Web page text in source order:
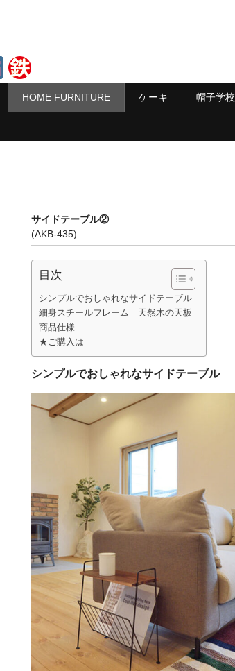
HOME FURNITURE ケーキ 帽子学校
サイドテーブル②
(AKB-435)
目次
シンプルでおしゃれなサイドテーブル
細身スチールフレーム 天然木の天板
商品仕様
★ご購入は
シンプルでおしゃれなサイドテーブル